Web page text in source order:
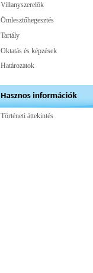
Villanyszerelők
Ömlesztőhegesztés
Tartály
Oktatás és képzések
Határozatok
Történeti áttekintés